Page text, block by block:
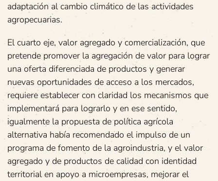
adaptación al cambio climático de las actividades
agropecuarias.
El cuarto eje, valor agregado y comercialización, que
pretende promover la agregación de valor para lograr
una oferta diferenciada de productos y generar
nuevas oportunidades de acceso a los mercados,
requiere establecer con claridad los mecanismos que
implementará para lograrlo y en ese sentido,
igualmente la propuesta de política agrícola
alternativa había recomendado el impulso de un
programa de fomento de la agroindustria, y el valor
agregado y de productos de calidad con identidad
territorial en apoyo a microempresas, mejorar el